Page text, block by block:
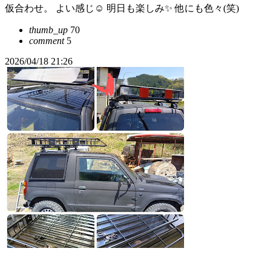
仮合わせ。 よい感じ☺️ 明日も楽しみ✨️ 他にも色々(笑)
thumb_up 70
comment5
2026/04/18 21:26